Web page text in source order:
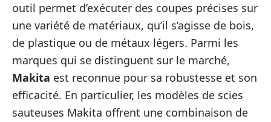
outil permet d’exécuter des coupes précises sur
une variété de matériaux, qu’il s’agisse de bois,
de plastique ou de métaux légers. Parmi les
marques qui se distinguent sur le marché,
Makita est reconnue pour sa robustesse et son
efficacité. En particulier, les modèles de scies
sauteuses Makita offrent une combinaison de